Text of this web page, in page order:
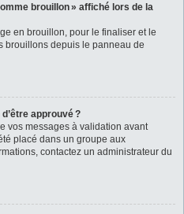
brouillon » affiché lors de la
en brouillon, pour le finaliser et le
brouillons depuis le panneau de
approuvé ?
vos messages à validation avant
placé dans un groupe aux
contactez un administrateur du